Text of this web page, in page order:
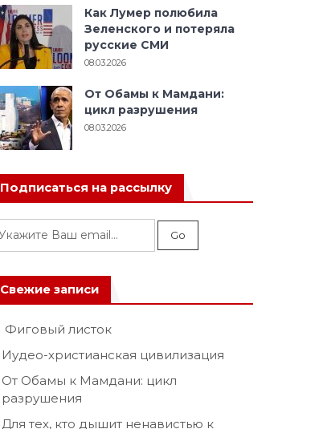
Как Лумер полюбила
Зеленского и потеряла
русские СМИ
08.03.2026
От Обамы к Мамдани:
цикл разрушения
08.03.2026
Подписаться на рассылку
Свежие записи
Фиговый листок
Иудео-христианская цивилизация
От Обамы к Мамдани: цикл
разрушения
Для тех, кто дышит ненавистью к